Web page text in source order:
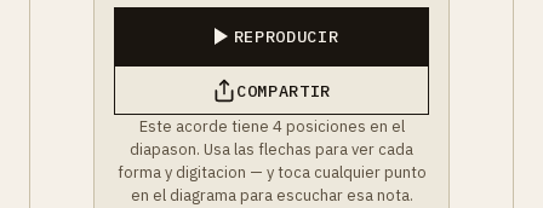
REPRODUCIR
COMPARTIR
Este acorde tiene 4 posiciones en el
diapason. Usa las flechas para ver cada
forma y digitacion — y toca cualquier punto
en el diagrama para escuchar esa nota.